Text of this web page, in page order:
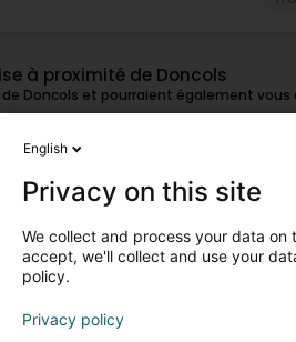
à proximité de Doncols
Doncols et pourraient également vous
Sàrl
English
Privacy on this site
We collect and process your data
accept, we'll collect and use your
policy.
Privacy policy